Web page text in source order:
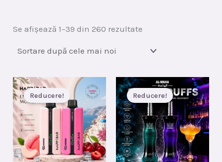
Se afișează 1–39 din 260 rezultate
mai
Reducere! Reducere!